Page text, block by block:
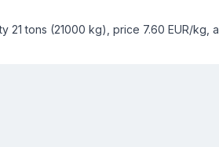
tons (21000 kg), price 7.60 EUR/kg,